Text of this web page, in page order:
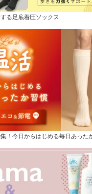
る足底着圧ソックス
！今日からはじめる毎日あった